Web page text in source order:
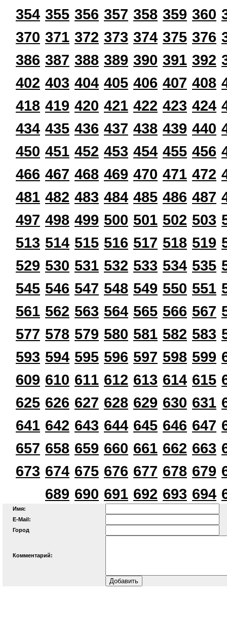
354 355 356 357 358 359 360
370 371 372 373 374 375 376
386 387 388 389 390 391 392
402 403 404 405 406 407 408
418 419 420 421 422 423 424
434 435 436 437 438 439 440
450 451 452 453 454 455 456
466 467 468 469 470 471 472
481 482 483 484 485 486 487
497 498 499 500 501 502 503
513 514 515 516 517 518 519
529 530 531 532 533 534 535
545 546 547 548 549 550 551
561 562 563 564 565 566 567
577 578 579 580 581 582 583
593 594 595 596 597 598 599
609 610 611 612 613 614 615
625 626 627 628 629 630 631
641 642 643 644 645 646 647
657 658 659 660 661 662 663
673 674 675 676 677 678 679
689 690 691 692 693 694
Имя:
E-Mail:
Город
Комментарий: